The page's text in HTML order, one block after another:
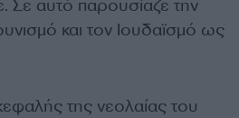
Σε αυτό παρουσίαζε την
και τον Ιουδαϊσμό ως
της νεολαίας του